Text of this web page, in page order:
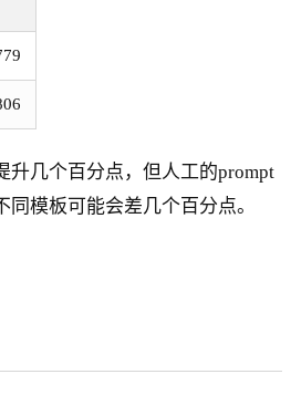
升几个百分点，但人工的prompt
模板可能会差几个百分点。